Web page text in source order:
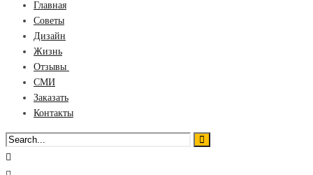
Главная
Советы
Дизайн
Жизнь
Отзывы
СМИ
Заказать
Контакты